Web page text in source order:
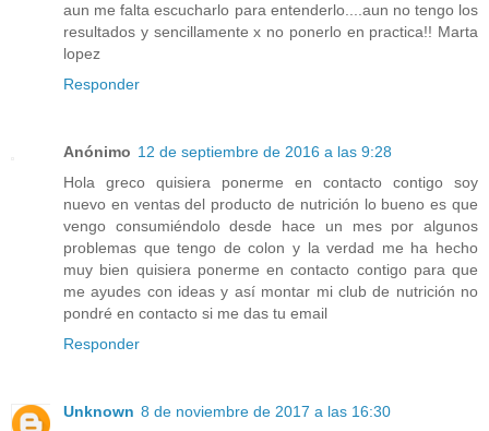
aun me falta escucharlo para entenderlo....aun no tengo los
resultados y sencillamente x no ponerlo en practica!! Marta
lopez
Responder
Anónimo 12 de septiembre de 2016 a las 9:28
Hola greco quisiera ponerme en contacto contigo soy
nuevo en ventas del producto de nutrición lo bueno es que
vengo consumiéndolo desde hace un mes por algunos
problemas que tengo de colon y la verdad me ha hecho
muy bien quisiera ponerme en contacto contigo para que
me ayudes con ideas y así montar mi club de nutrición no
pondré en contacto si me das tu email
Responder
Unknown 8 de noviembre de 2017 a las 16:30